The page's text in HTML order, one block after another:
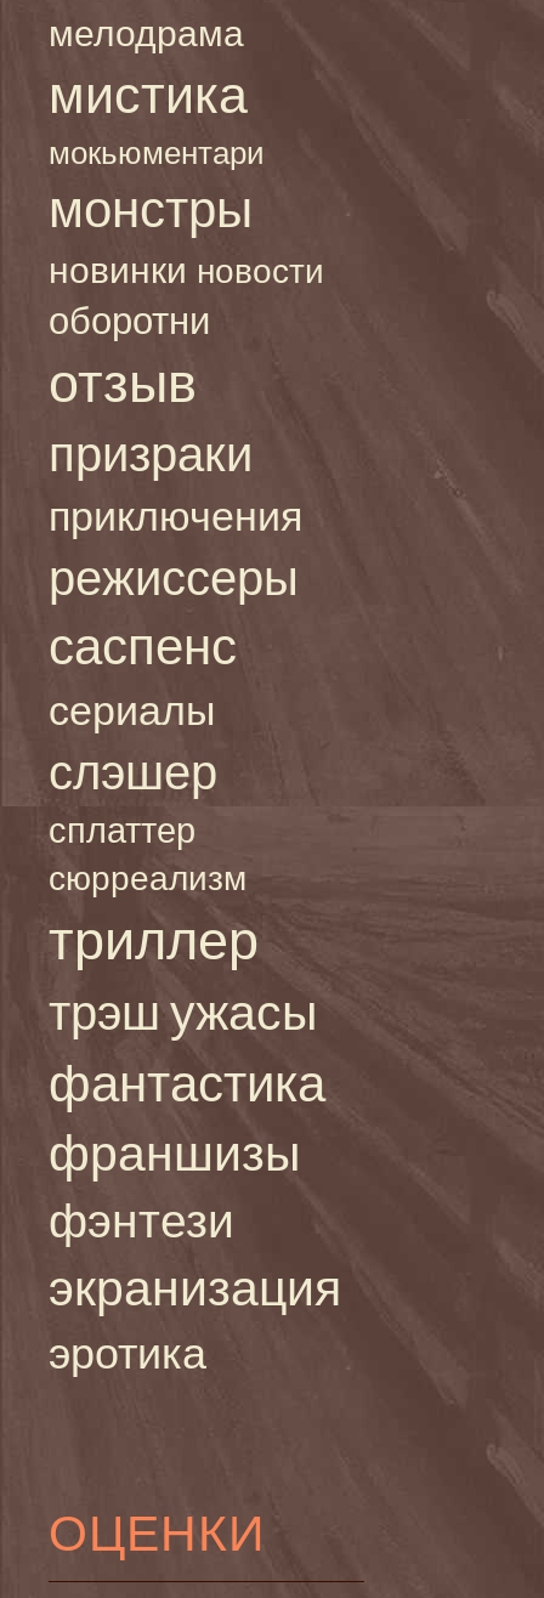
мелодрама
мистика
мокьюментари
монстры
новинки новости
оборотни
отзыв
призраки
приключения
режиссеры
саспенс
сериалы
слэшер
сплаттер
сюрреализм
триллер
трэш ужасы
фантастика
франшизы
фэнтези
экранизация
эротика
ОЦЕНКИ